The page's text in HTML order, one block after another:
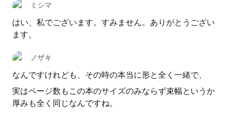
ミシマ
はい、私でございます。すみません。ありがとうござい
ます。
ノザキ
なんですけれども、その時の本当に形と全く一緒で、
実はページ数もこの本のサイズのみならず束幅というか
厚みも全く同じなんですね。